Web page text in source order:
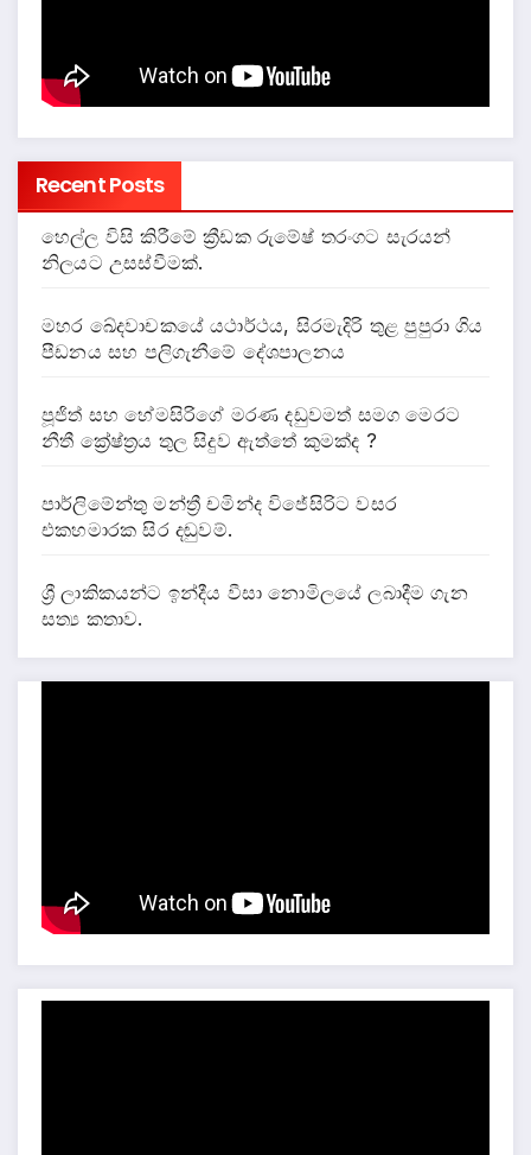
Recent Posts
හෙල්ල විසි කිරීමේ ක්‍රීඩක රුමේෂ් තරංගට සැරයන්
නිලයට උසස්වීමක්.
මහර ඛේදවාචකයේ යථාර්ථය, සිරමැදිරි තුළ පුපුරා ගිය
පීඩනය සහ පලිගැනීමේ දේශපාලනය
පූජිත් සහ හේමසිරිගේ මරණ දඩුවමත් සමග මෙරට
නීතී ක්‍රේෂ්ත්‍රය තුල සිදුව ඇත්තේ කුමක්ද ?
පාර්ලිමේන්තු මන්ත්‍රී චමින්ද විජේසිරිට වසර
එකහමාරක සිර දඬුවම්.
ශ්‍රී ලාකිකයන්ට ඉන්දීය වීසා නොමිලයේ ලබාදීම ගැන
සත්‍ය කතාව.